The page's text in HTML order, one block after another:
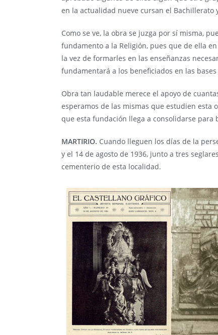
en la actualidad nueve cursan el Bachillerato
Como se ve, la obra se juzga por sí misma,
fundamento a la Religión, pues que de ella
la vez de formarles en las enseñanzas
fundamentará a los beneficiados en las
Obra tan laudable merece el apoyo de
esperamos de las mismas que estudien esta
que esta fundación llega a consolidarse
MARTIRIO. Cuando lleguen los días de la
y el 14 de agosto de 1936, junto a tres
cementerio de esta localidad.